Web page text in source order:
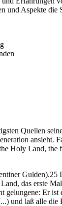
Aspekte
Quellen
Holy Land, the
das erste
gelungene: Er
und laß alle